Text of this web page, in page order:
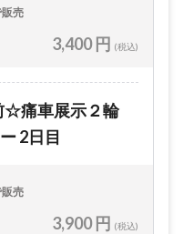
売
3,400 円 (税込)
☆痛車展示２輪
2日目
売
3,900 円 (税込)